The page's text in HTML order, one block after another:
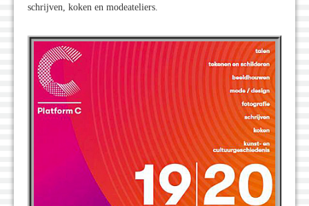
schrijven, koken en modeateliers.